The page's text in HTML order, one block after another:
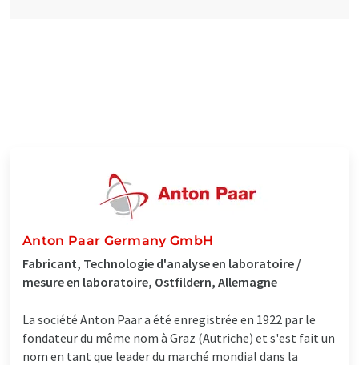
Anton Paar Germany GmbH
Fabricant, Technologie d'analyse en laboratoire /
mesure en laboratoire, Ostfildern, Allemagne
La société Anton Paar a été enregistrée en 1922 par le
fondateur du même nom à Graz (Autriche) et s'est fait un
nom en tant que leader du marché mondial dans la